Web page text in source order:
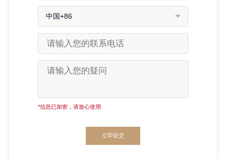
中国+86
*信息已加密，请放心使用
立即提交